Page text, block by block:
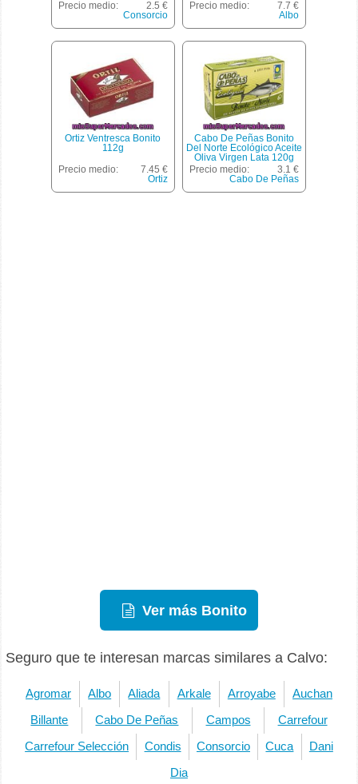
Precio medio:
2.5 €
Consorcio
Precio medio:
7.7 €
Albo
Ortiz Ventresca Bonito
112g
Precio medio:
7.45 €
Ortiz
Cabo De Peñas Bonito
Del Norte Ecológico Aceite
Oliva Virgen Lata 120g
Precio medio:
3.1 €
Cabo De Peñas
Ver más Bonito
Seguro que te interesan marcas similares a Calvo:
Agromar Albo Aliada Arkale Arroyabe Auchan
Billante Cabo De Peñas Campos Carrefour
Carrefour Selección Condis Consorcio Cuca Dani
Dia